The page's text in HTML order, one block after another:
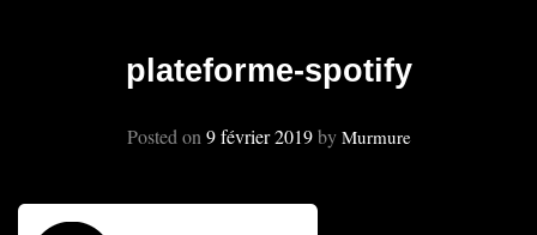
CONTACT
plateforme-spotify
Posted on 9 février 2019by Murmure